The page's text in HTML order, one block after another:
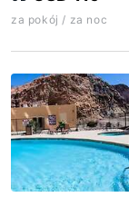
za pokój / za noc